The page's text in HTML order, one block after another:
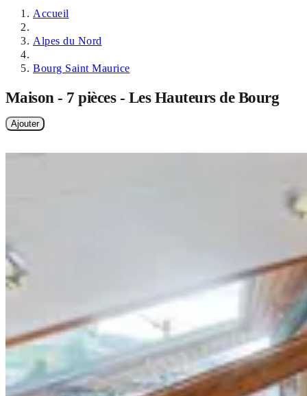
Accueil
Alpes du Nord
Bourg Saint Maurice
Maison - 7 pièces - Les Hauteurs de Bourg
Ajouter